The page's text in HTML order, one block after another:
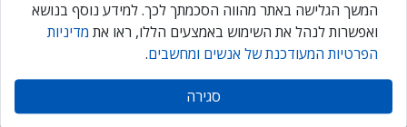
Our Events
אנשים ומחשבים © 2026 – כל הזכויות שמורות
המשך הגלישה באתר מהווה הסכמתך לכך. למידע נוסף בנושא
ואפשרות לנהל את השימוש באמצעים הללו, ראו את מדיניות
הפרטיות המעודכנת של אנשים ומחשבים.
סגירה